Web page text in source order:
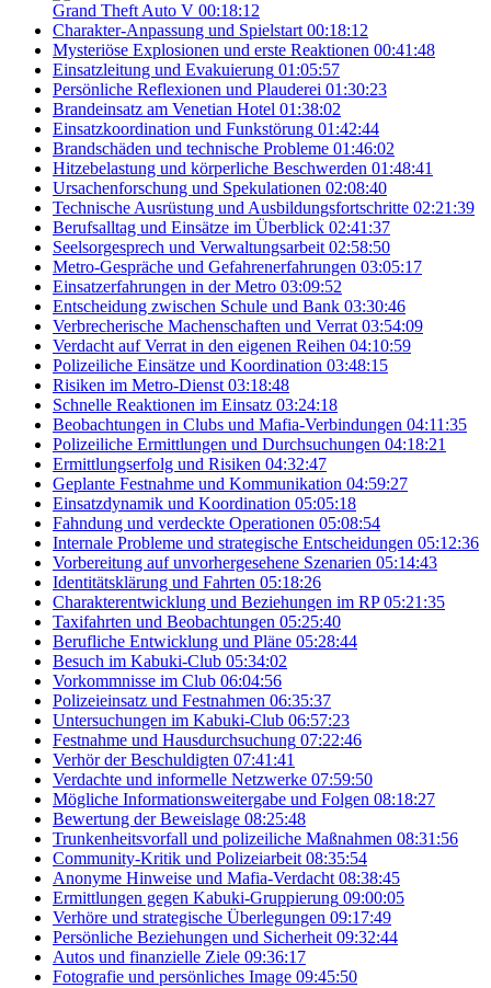
Grand Theft Auto V 00:18:12
Charakter-Anpassung und Spielstart 00:18:12
Mysteriöse Explosionen und erste Reaktionen 00:41:48
Einsatzleitung und Evakuierung 01:05:57
Persönliche Reflexionen und Plauderei 01:30:23
Brandeinsatz am Venetian Hotel 01:38:02
Einsatzkoordination und Funkstörung 01:42:44
Brandschäden und technische Probleme 01:46:02
Hitzebelastung und körperliche Beschwerden 01:48:41
Ursachenforschung und Spekulationen 02:08:40
Technische Ausrüstung und Ausbildungsfortschritte 02:21:39
Berufsalltag und Einsätze im Überblick 02:41:37
Seelsorgesprech und Verwaltungsarbeit 02:58:50
Metro-Gespräche und Gefahrenerfahrungen 03:05:17
Einsatzerfahrungen in der Metro 03:09:52
Entscheidung zwischen Schule und Bank 03:30:46
Verbrecherische Machenschaften und Verrat 03:54:09
Verdacht auf Verrat in den eigenen Reihen 04:10:59
Polizeiliche Einsätze und Koordination 03:48:15
Risiken im Metro-Dienst 03:18:48
Schnelle Reaktionen im Einsatz 03:24:18
Beobachtungen in Clubs und Mafia-Verbindungen 04:11:35
Polizeiliche Ermittlungen und Durchsuchungen 04:18:21
Ermittlungserfolg und Risiken 04:32:47
Geplante Festnahme und Kommunikation 04:59:27
Einsatzdynamik und Koordination 05:05:18
Fahndung und verdeckte Operationen 05:08:54
Internale Probleme und strategische Entscheidungen 05:12:36
Vorbereitung auf unvorhergesehene Szenarien 05:14:43
Identitätsklärung und Fahrten 05:18:26
Charakterentwicklung und Beziehungen im RP 05:21:35
Taxifahrten und Beobachtungen 05:25:40
Berufliche Entwicklung und Pläne 05:28:44
Besuch im Kabuki-Club 05:34:02
Vorkommnisse im Club 06:04:56
Polizeieinsatz und Festnahmen 06:35:37
Untersuchungen im Kabuki-Club 06:57:23
Festnahme und Hausdurchsuchung 07:22:46
Verhör der Beschuldigten 07:41:41
Verdachte und informelle Netzwerke 07:59:50
Mögliche Informationsweitergabe und Folgen 08:18:27
Bewertung der Beweislage 08:25:48
Trunkenheitsvorfall und polizeiliche Maßnahmen 08:31:56
Community-Kritik und Polizeiarbeit 08:35:54
Anonyme Hinweise und Mafia-Verdacht 08:38:45
Ermittlungen gegen Kabuki-Gruppierung 09:00:05
Verhöre und strategische Überlegungen 09:17:49
Persönliche Beziehungen und Sicherheit 09:32:44
Autos und finanzielle Ziele 09:36:17
Fotografie und persönliches Image 09:45:50